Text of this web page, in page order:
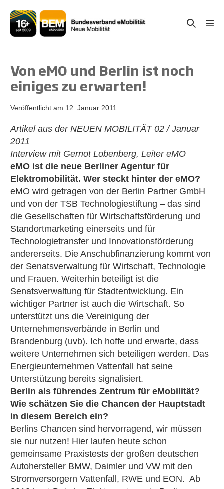
Inhalt
springen
Suche-
Von eMO und Berlin ist noch
einiges zu erwarten!
Veröffentlicht am 12. Januar 2011
Artikel aus der NEUEN MOBILITÄT 02 / Januar
2011
Interview mit Gernot Lobenberg, Leiter eMO
eMO ist die neue Berliner Agentur für
Elektromobilität. Wer steckt hinter der eMO?
eMO wird getragen von der Berlin Partner GmbH
und von der TSB Technologiestiftung – das sind
die Gesellschaften für Wirtschaftsförderung und
Standortmarketing einerseits und für
Technologietransfer und Innovationsförderung
andererseits. Die Anschubfinanzierung kommt von
der Senatsverwaltung für Wirtschaft, Technologie
und Frauen. Weiterhin beteiligt ist die
Senatsverwaltung für Stadtentwicklung. Ein
wichtiger Partner ist auch die Wirtschaft. So
unterstützt uns die Vereinigung der
Unternehmensverbände in Berlin und
Brandenburg (uvb). Ich hoffe und erwarte, dass
weitere Unternehmen sich beteiligen werden. Das
Energieunternehmen Vattenfall hat seine
Unterstützung bereits signalisiert.
Berlin als führendes Zentrum für eMobilität?
Wie schätzen Sie die Chancen der Hauptstadt
in diesem Bereich ein?
Berlins Chancen sind hervorragend, wir müssen
sie nur nutzen! Hier laufen heute schon
gemeinsame Praxistests der großen deutschen
Autohersteller BMW, Daimler und VW mit den
Stromversorgern Vattenfall, RWE und EON. Ab